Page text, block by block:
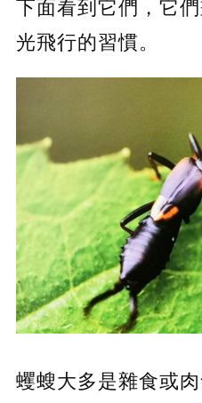
下面看到它們，它
光飛行的習慣。
蠼螋大多是雜食或